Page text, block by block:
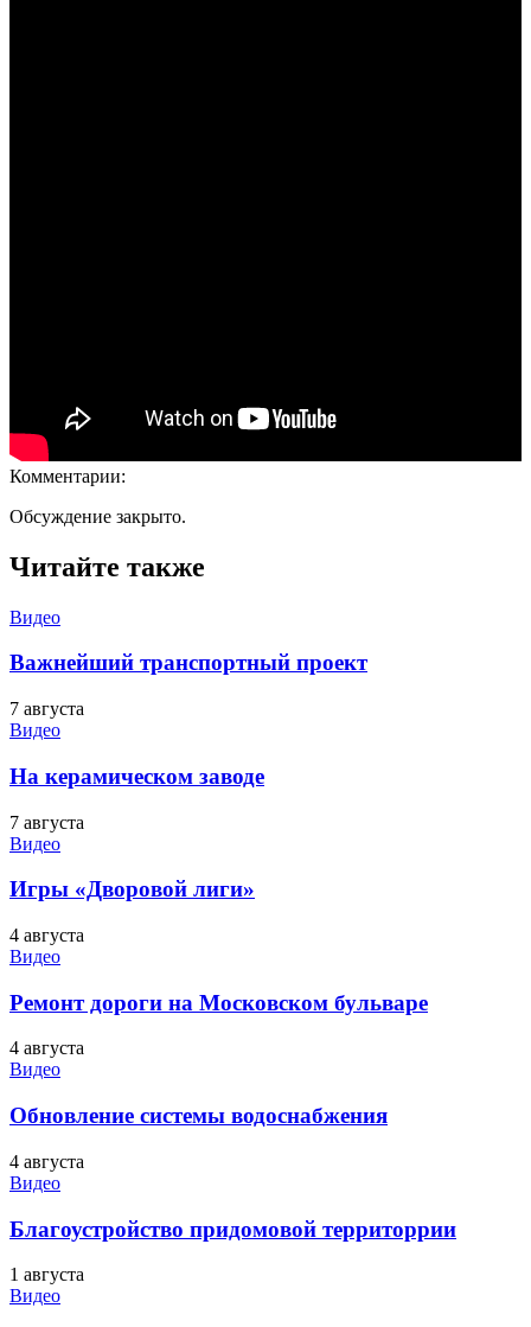
Комментарии:
Обсуждение закрыто.
Читайте также
Видео
Важнейший транспортный проект
7 августа
Видео
На керамическом заводе
7 августа
Видео
Игры «Дворовой лиги»
4 августа
Видео
Ремонт дороги на Московском бульваре
4 августа
Видео
Обновление системы водоснабжения
4 августа
Видео
Благоустройство придомовой территоррии
1 августа
Видео